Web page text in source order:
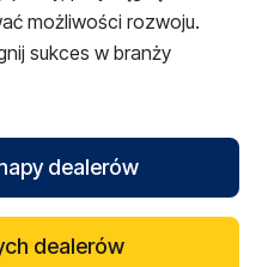
możliwości rozwoju.
sukces w branży
dealerów
dealerów